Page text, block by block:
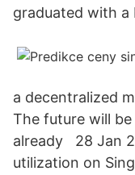
graduated with a
a decentralized
The future will
already 28 Jan
utilization on